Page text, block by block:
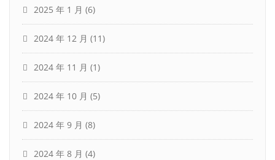
2025 年 1 月 (6)
2024 年 12 月 (11)
2024 年 11 月 (1)
2024 年 10 月 (5)
2024 年 9 月 (8)
2024 年 8 月 (4)